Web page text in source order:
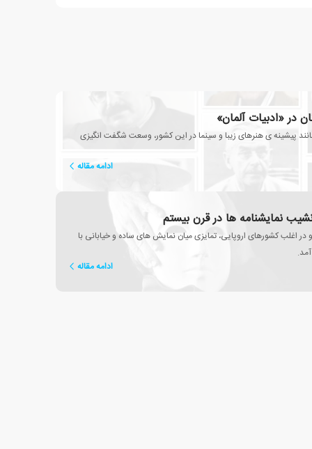
در «ادبیات آلمان»
پیشینه ی هنرهای زیبا و سینما در این کشور، وسعت شگفت انگیزی
ادامه مقاله
نمایشنامه ها در قرن بیستم
در اغلب کشورهای اروپایی، تمایزی میان نمایش های ساده و خیابانی با
ادامه مقاله